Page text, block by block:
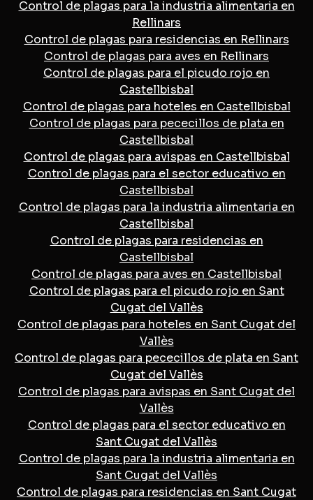
Control de plagas para la industria alimentaria en
Rellinars
Control de plagas para residencias en Rellinars
Control de plagas para aves en Rellinars
Control de plagas para el picudo rojo en
Castellbisbal
Control de plagas para hoteles en Castellbisbal
Control de plagas para pececillos de plata en
Castellbisbal
Control de plagas para avispas en Castellbisbal
Control de plagas para el sector educativo en
Castellbisbal
Control de plagas para la industria alimentaria en
Castellbisbal
Control de plagas para residencias en
Castellbisbal
Control de plagas para aves en Castellbisbal
Control de plagas para el picudo rojo en Sant
Cugat del Vallès
Control de plagas para hoteles en Sant Cugat del
Vallès
Control de plagas para pececillos de plata en Sant
Cugat del Vallès
Control de plagas para avispas en Sant Cugat del
Vallès
Control de plagas para el sector educativo en
Sant Cugat del Vallès
Control de plagas para la industria alimentaria en
Sant Cugat del Vallès
Control de plagas para residencias en Sant Cugat